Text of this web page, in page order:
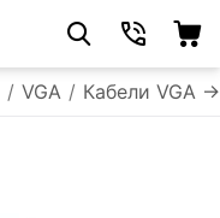
/ VGA / Кабели VGA -